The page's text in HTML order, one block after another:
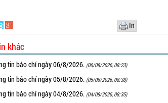
In
khác
tin báo chí ngày 06/8/2026. (06/08/2026, 08:23)
tin báo chí ngày 05/8/2026. (05/08/2026, 08:38)
tin báo chí ngày 04/8/2026. (04/08/2026, 08:35)